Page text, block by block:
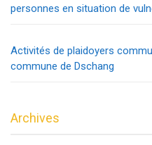
personnes en situation de
Activités de plaidoyers
commune de Dschang
Archives